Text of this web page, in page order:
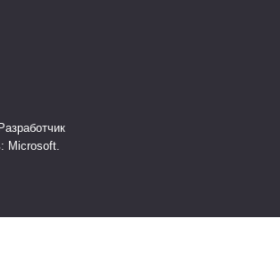
Microsoft.